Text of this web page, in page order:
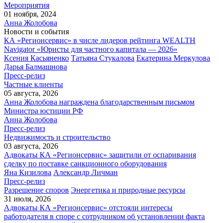
Мероприятия
01 ноября, 2024
Анна Жолобова
Новости и события
КА «Регионсервис» в числе лидеров рейтинга WEALTH
Navigator «Юристы для частного капитала — 2026»
Ксения Касьяненко Татьяна Стукалова Екатерина Меркулова
Дарья Балмашнова
Пресс-релиз
Частные клиенты
05 августа, 2026
Анна Жолобова награждена благодарственным письмом
Министра юстиции РФ
Анна Жолобова
Пресс-релиз
Недвижимость и строительство
03 августа, 2026
Адвокаты КА «Регионсервис» защитили от оспаривания
сделку по поставке санкционного оборудования
Яна Кизилова Александр Личман
Пресс-релиз
Разрешение споров Энергетика и природные ресурсы
31 июля, 2026
Адвокаты КА «Регионсервис» отстояли интересы
работодателя в споре с сотрудником об установлении факта